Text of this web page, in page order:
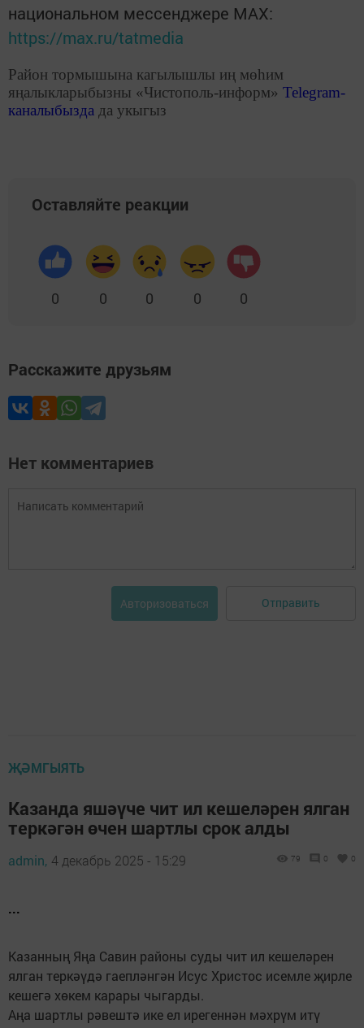
национальном мессенджере MАХ:
https://max.ru/tatmedia
Район тормышына кагылышлы иң мөһим
яңалыкларыбызны «Чистополь-информ» Telegram-
каналыбызда да укыгыз
Оставляйте реакции
0 0 0 0 0
Расскажите друзьям
Нет комментариев
Авторизоваться Отправить
ҖӘМГЫЯТЬ
Казанда яшәүче чит ил кешеләрен ялган
теркәгән өчен шартлы срок алды
admin, 4 декабрь 2025 - 15:29 79 0 0
...
Казанның Яңа Савин районы суды чит ил кешеләрен
ялган теркәүдә гаепләнгән Исус Христос исемле җирле
кешегә хөкем карары чыгарды.
Аңа шартлы рәвештә ике ел ирегеннән мәхрүм итү